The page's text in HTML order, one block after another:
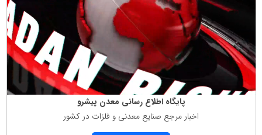
پایگاه اطلاع رسانی معدن پیشرو
اخبار مرجع صنایع معدنی و فلزات در كشور